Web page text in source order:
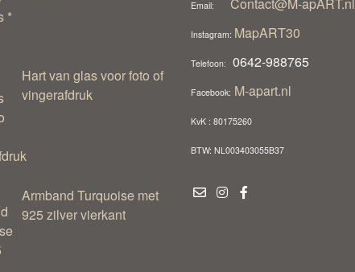
Hart van glas voor foto of
vingerafdruk
Armband Turquoise met
925 zilver vierkant
Email:
Instagram: MapART30
Telefoon: 0642-988765
Facebook: M-apart.nl
KvK : 80175260
BTW: NL003403055B37